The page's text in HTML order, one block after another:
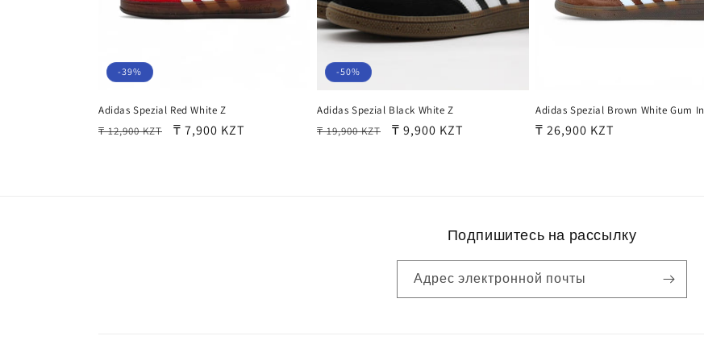
-39%
Adidas Spezial Red White Z
Обычная
₸ 12,900 KZT
Цена
₸ 7,900 KZT
-50%
Adidas Spezial Black White Z
Обычная
₸ 19,900 KZT
Цена
₸ 9,900 KZT
Adidas Spezial Brown White Gum In
Обычная
₸ 26,900 KZT
Подпишитесь на рассылку
Адрес электронной почты